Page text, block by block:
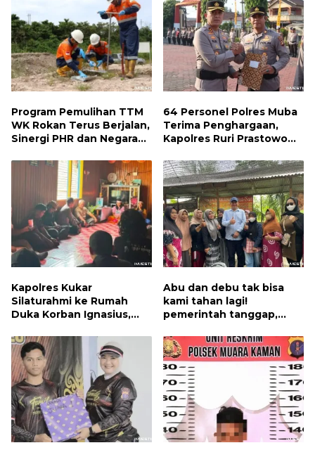
Program Pemulihan TTM
WK Rokan Terus Berjalan,
Sinergi PHR dan Negara
Lingkungan dan Manfaat
Ekonomi Daerah
64 Personel Polres Muba
Terima Penghargaan,
Kapolres Ruri Prastowo
Prestasi Anggota
Kapolres Kukar
Silaturahmi ke Rumah
Duka Korban Ignasius,
Penanganan Kasus
Kepada Polisi
Abu dan debu tak bisa
kami tahan lagi!
pemerintah tanggap,